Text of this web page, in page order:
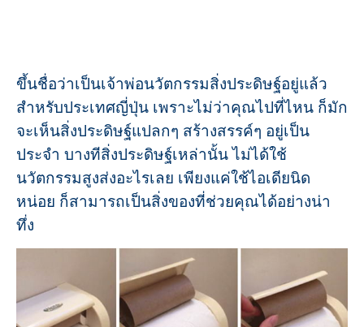
ขึ้นชื่อว่าเป็นเจ้าพ่อนวัตกรรมสิ่งประดิษฐ์อยู่แล้ว
สำหรับประเทศญี่ปุ่น เพราะไม่ว่าคุณไปที่ไหน ก็มัก
จะเห็นสิ่งประดิษฐ์แปลกๆ สร้างสรรค์ๆ อยู่เป็น
ประจำ บางทีสิ่งประดิษฐ์เหล่านั้น ไม่ได้ใช้
นวัตกรรมสูงส่งอะไรเลย เพียงแค่ใช้ไอเดียนิด
หน่อย ก็สามารถเป็นสิ่งของที่ช่วยคุณได้อย่างน่า
ทึ่ง